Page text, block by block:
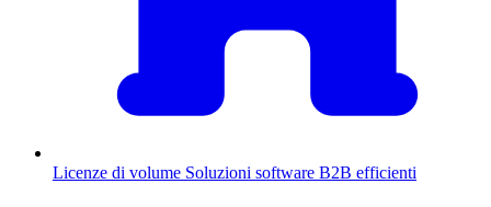
Licenze di volume Soluzioni software B2B efficienti